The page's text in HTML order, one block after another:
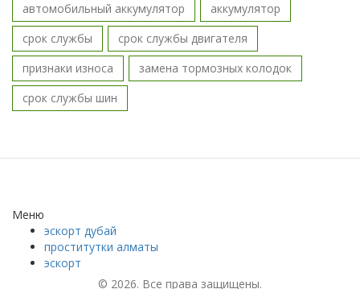
автомобильный аккумулятор
аккумулятор
срок службы
срок службы двигателя
признаки износа
замена тормозных колодок
срок службы шин
Меню
эскорт дубай
проститутки алматы
эскорт
© 2026. Все права защищены.